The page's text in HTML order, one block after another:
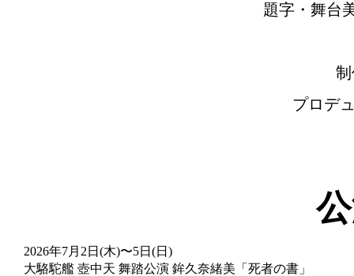
題字・舞台
プロデ
2026年7月2日(木)〜5日(日)
大駱駝艦 壺中天 舞踏公演 鉾久奈緒美「死者の書」